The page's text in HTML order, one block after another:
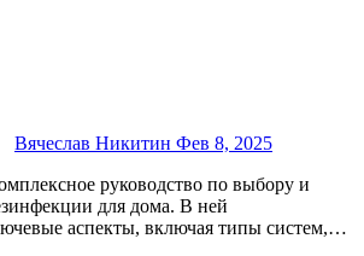
Вячеслав Никитин Фев 8, 2025
для дома. В ней
аспекты, включая типы систем,…